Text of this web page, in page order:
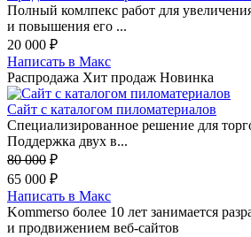
Полный комлпекс работ для
и повышения его ...
20 000 ₽
Написать в Макс
Распродажа Хит продаж Новинка
Сайт с каталогом пиломатериалов
Специализированное решение для
Поддержка двух в...
80 000 ₽
65 000 ₽
Написать в Макс
Kommerso более 10 лет занимается
и продвижением веб-сайтов